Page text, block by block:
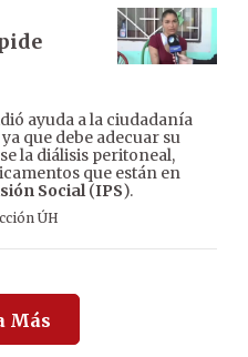
ayuda a la ciudadanía
que debe adecuar su
la diálisis peritoneal,
que están en
Social(IPS).
ÚH
Más